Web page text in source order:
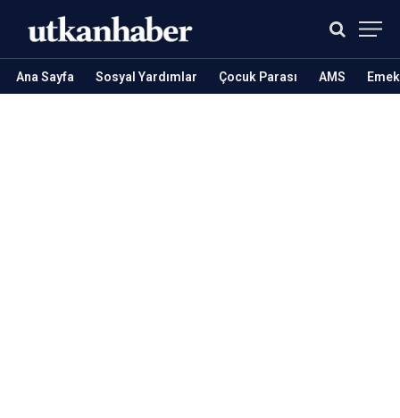
Ana Sayfa Sosyal Yardımlar Çocuk Parası AMS